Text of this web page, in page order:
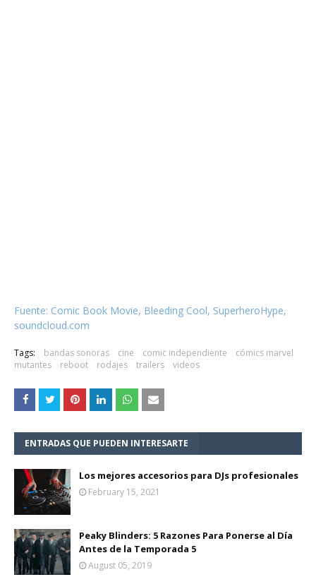
Fuente: Comic Book Movie, Bleeding Cool, SuperheroHype,
soundcloud.com
Tags: bandas sonoras cine comic independiente
cómics marvel
mutantes
reboot rodajes trailers videos
ENTRADAS QUE PUEDEN INTERESARTE
Los mejores accesorios para DJs profesionales
February 15, 2021
Peaky Blinders: 5 Razones Para Ponerse al Día
Antes de la Temporada 5
August 05, 2019